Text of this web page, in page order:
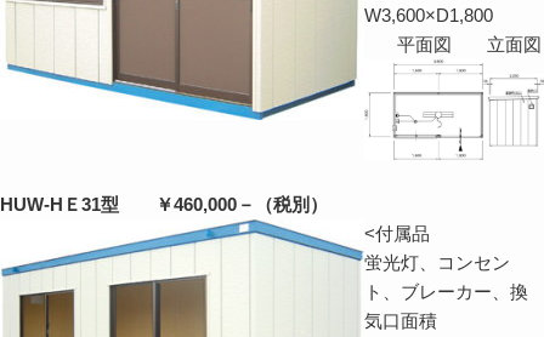
W3,600×D1,800
平面図
立面図
HUW-HＥ31型 ￥460,000－（税別）
<付属品
蛍光灯、コンセン
ト、ブレーカー、換
気口面積